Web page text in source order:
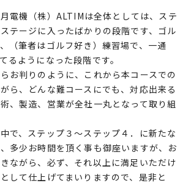
電機（株）ALTIMは全体としては、ステ
テージに入ったばかりの段階です、ゴル
（筆者はゴルフ好き）練習場で、一通
るようになった段階です。
お判りのように、これから本コースでの
ら、どんな難コースにでも、対応出来る
、製造、営業が全社一丸となって取り組
で、ステップ３～ステップ４．に新たな
多少お時間を頂く事も御座いますが、お
ながら、必ず、それ以上に満足いただけ
して仕上げてまいりますので、是非と